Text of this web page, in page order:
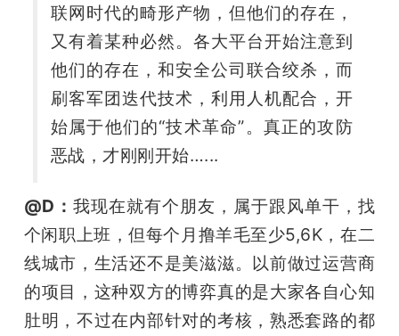
联网时代的畸形产物，但他们的存在，
又有着某种必然。各大平台开始注意到
他们的存在，和安全公司联合绞杀，而
刷客军团迭代技术，利用人机配合，开
始属于他们的“技术革命”。真正的攻防
恶战，才刚刚开始…...
@D：我现在就有个朋友，属于跟风单干，找
个闲职上班，但每个月撸羊毛至少5,6K，在二
线城市，生活还不是美滋滋。以前做过运营商
的项目，这种双方的博弈真的是大家各自心知
肚明，不过在内部针对的考核，熟悉套路的都